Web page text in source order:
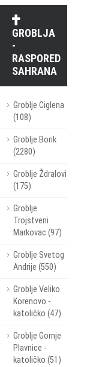
GROBLJA
-
RASPORED
SAHRANA
Groblje Ciglena
(108)
Groblje Borik
(2280)
Groblje Ždralovi
(175)
Groblje
Trojstveni
Markovac (97)
Groblje Svetog
Andrije (550)
Groblje Veliko
Korenovo -
katoličko (47)
Groblje Gornje
Plavnice -
katoličko (51)